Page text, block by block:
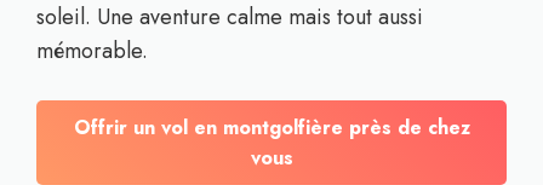
soleil. Une aventure calme mais tout aussi
mémorable.
Offrir un vol en montgolfière près de chez
vous